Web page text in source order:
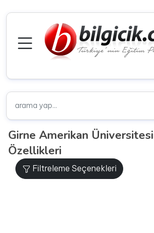
Girne Amerikan
Özellikleri
Filtreleme Seçenekleri